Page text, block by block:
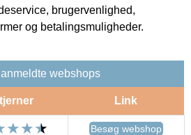
brugervenlighed,
og betalingsmuligheder.
webshops
Link
Besøg webshop